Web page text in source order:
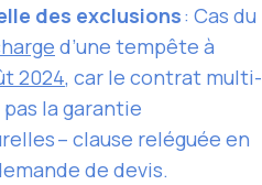
des exclusions: Cas du
d’une tempête à
2024, car le contrat multi-
la garantie
– clause reléguée en
de devis.